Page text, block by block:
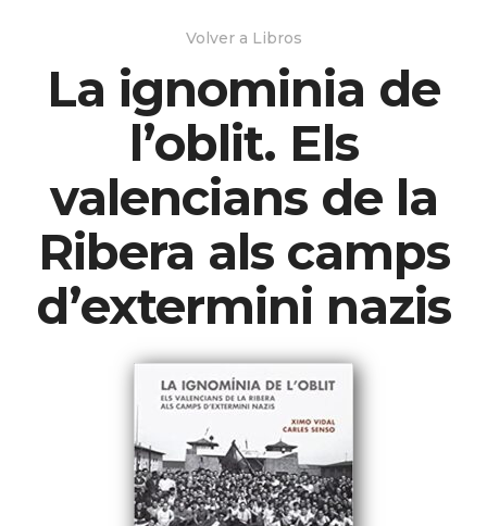
Volver a Libros
La ignominia de
l’oblit. Els
valencians de la
Ribera als camps
d’extermini nazis